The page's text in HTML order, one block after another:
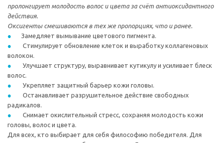
пролонгирует молодость волос и цвета за счёт антиоксидантного
действия.
Оксигенты смешиваются в тех же пропорциях, что и ранее.
Замедляет вымывание цветового пигмента.
Стимулирует обновление клеток и выработку коллагеновых
волокон.
Улучшает структуру, выравнивает кутикулу и усиливает блеск
волос.
Укрепляет защитный барьер кожи головы.
Останавливает разрушительное действие свободных
радикалов.
Снимает окислительный стресс, сохраняя молодость кожи
головы, волос и цвета.
Для всех, кто выбирает для себя философию победителя. Для